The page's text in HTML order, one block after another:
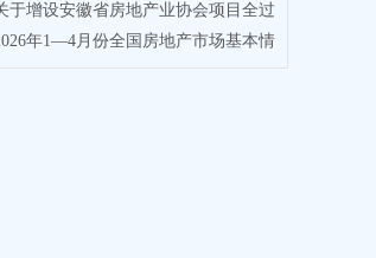
于增设安徽省房地产业协会项目全过
咨询年1—4月份全国房地产市场基本情